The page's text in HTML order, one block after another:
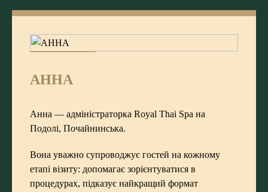
АННА
Анна — адміністраторка Royal Thai Spa на
Подолі, Почайнинська.
Вона уважно супроводжує гостей на кожному
етапі візиту: допомагає зорієнтуватися в
процедурах, підказує найкращий формат